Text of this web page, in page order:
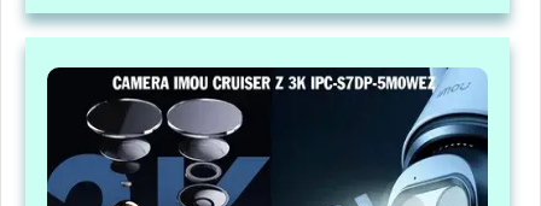
mạng xã hội, giúp tối ưu hóa quy trình kinh doanh và kết nối